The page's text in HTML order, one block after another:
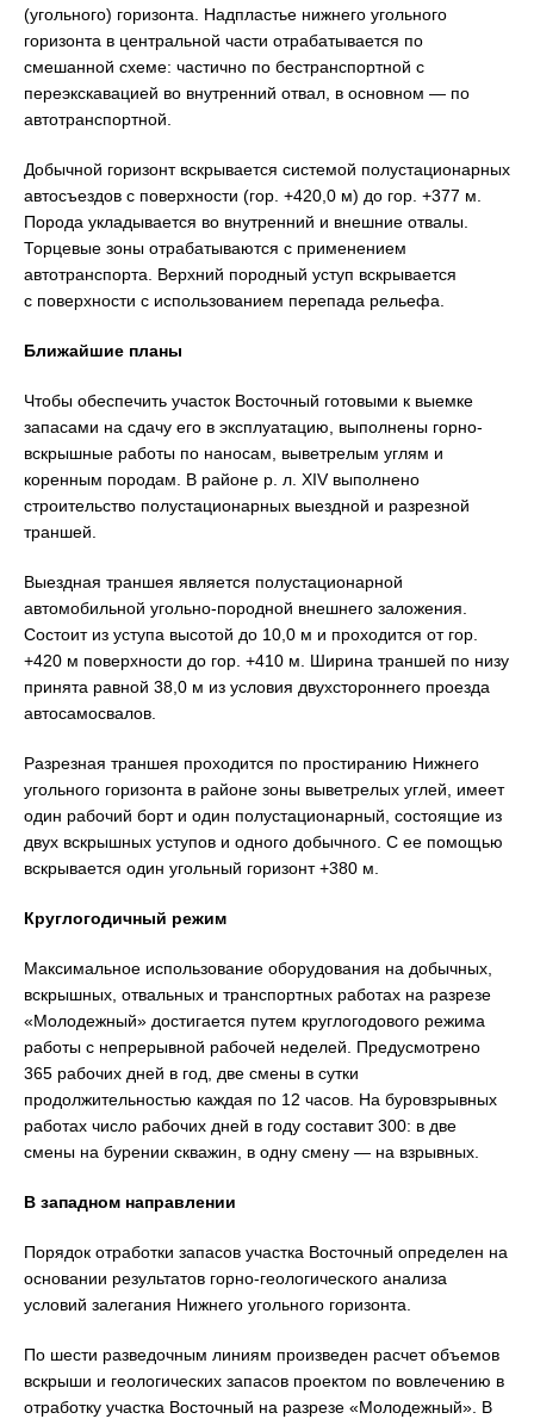
(угольного) горизонта. Надпластье нижнего угольного
горизонта в центральной части отрабатывается по
смешанной схеме: частично по бестранспортной с
переэкскавацией во внутренний отвал, в основном — по
автотранспортной.
Добычной горизонт вскрывается системой полустационарных
автосъездов с поверхности (гор. +420,0 м) до гор. +377 м.
Порода укладывается во внутренний и внешние отвалы.
Торцевые зоны отрабатываются с применением
автотранспорта. Верхний породный уступ вскрывается
с поверхности с использованием перепада рельефа.
Ближайшие планы
Чтобы обеспечить участок Восточный готовыми к выемке
запасами на сдачу его в эксплуатацию, выполнены горно-
вскрышные работы по наносам, выветрелым углям и
коренным породам. В районе р. л. XIV выполнено
строительство полустационарных выездной и разрезной
траншей.
Выездная траншея является полустационарной
автомобильной угольно-породной внешнего заложения.
Состоит из уступа высотой до 10,0 м и проходится от гор.
+420 м поверхности до гор. +410 м. Ширина траншей по низу
принята равной 38,0 м из условия двухстороннего проезда
автосамосвалов.
Разрезная траншея проходится по простиранию Нижнего
угольного горизонта в районе зоны выветрелых углей, имеет
один рабочий борт и один полустационарный, состоящие из
двух вскрышных уступов и одного добычного. С ее помощью
вскрывается один угольный горизонт +380 м.
Круглогодичный режим
Максимальное использование оборудования на добычных,
вскрышных, отвальных и транспортных работах на разрезе
«Молодежный» достигается путем круглогодового режима
работы с непрерывной рабочей неделей. Предусмотрено
365 рабочих дней в год, две смены в сутки
продолжительностью каждая по 12 часов. На буровзрывных
работах число рабочих дней в году составит 300: в две
смены на бурении скважин, в одну смену — на взрывных.
В западном направлении
Порядок отработки запасов участка Восточный определен на
основании результатов горно-геологического анализа
условий залегания Нижнего угольного горизонта.
По шести разведочным линиям произведен расчет объемов
вскрыши и геологических запасов проектом по вовлечению в
отработку участка Восточный на разрезе «Молодежный». В